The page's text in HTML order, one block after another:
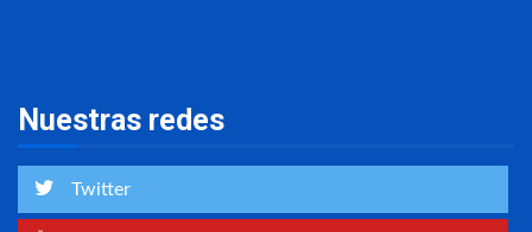
Nuestras redes
Twitter